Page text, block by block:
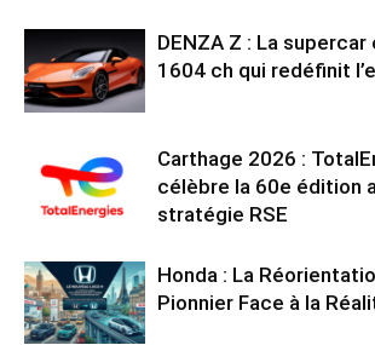
DENZA Z : La
1604 ch qui redéfinit
Carthage 2026 :
célèbre la 60e édition
stratégie RSE
Honda : La
Pionnier Face à la